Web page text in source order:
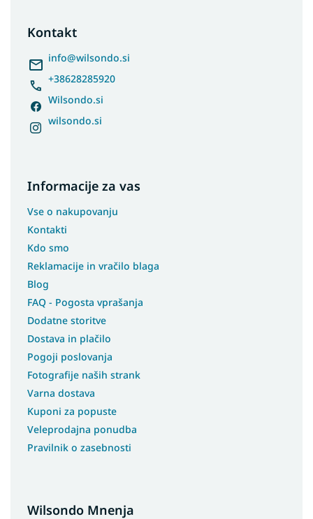
Kontakt
info@wilsondo.si
+38628285920
Wilsondo.si
wilsondo.si
Informacije za vas
Vse o nakupovanju
Kontakti
Kdo smo
Reklamacije in vračilo blaga
Blog
FAQ - Pogosta vprašanja
Dodatne storitve
Dostava in plačilo
Pogoji poslovanja
Fotografije naših strank
Varna dostava
Kuponi za popuste
Veleprodajna ponudba
Pravilnik o zasebnosti
Wilsondo Mnenja